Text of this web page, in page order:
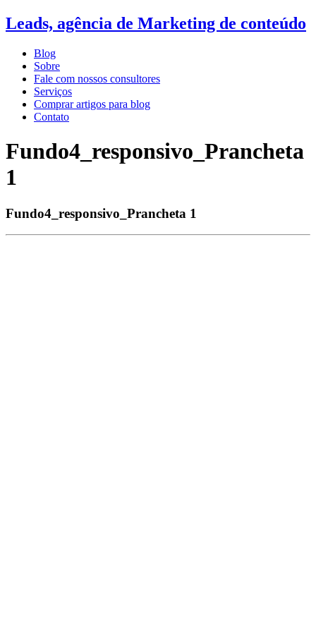
Leads, agência de Marketing de conteúdo
Blog
Sobre
Fale com nossos consultores
Serviços
Comprar artigos para blog
Contato
Fundo4_responsivo_Prancheta
1
Fundo4_responsivo_Prancheta 1